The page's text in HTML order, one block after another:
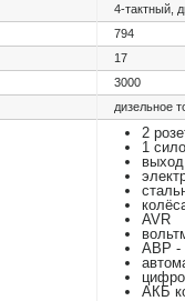
4-тактный,
794
17
3000
дизельное
2
1
AVR
АВР -
АКБ